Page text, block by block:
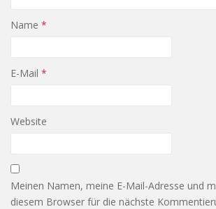
Name *
E-Mail *
Website
Meinen Namen, meine E-Mail-Adresse und
diesem Browser für die nächste